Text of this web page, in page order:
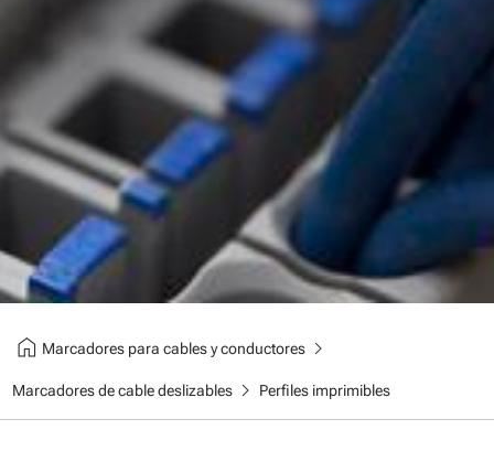
home Marcadores para cables y conductoreschevron_right
Marcadores de cable deslizableschevron_right Perfiles imprimibles